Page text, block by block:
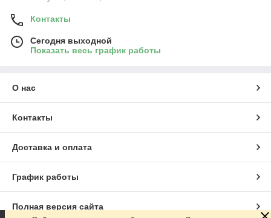
Контакты
Сегодня выходной
Показать весь график работы
О нас
Контакты
Доставка и оплата
График работы
Полная версия сайта